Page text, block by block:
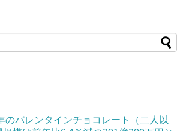
のバレンタインチョコレート（二人以